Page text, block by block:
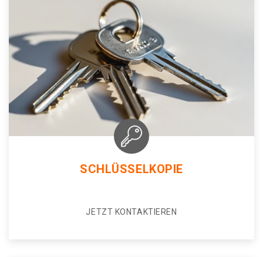
SCHLÜSSELKOPIE
JETZT KONTAKTIEREN